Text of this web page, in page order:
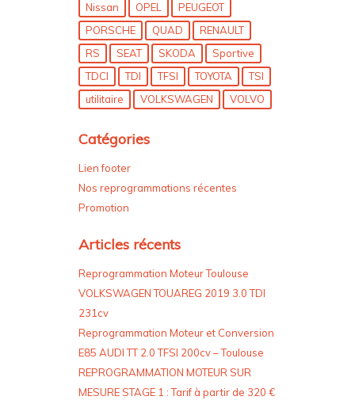
Nissan
OPEL
PEUGEOT
PORSCHE
QUAD
RENAULT
RS
SEAT SKODA
Sportive
TDCI
TDI TFSI TOYOTA
TSI
utilitaire
VOLKSWAGEN VOLVO
Catégories
Lien footer
Nos reprogrammations récentes
Promotion
Articles récents
Reprogrammation Moteur Toulouse
VOLKSWAGEN TOUAREG 2019 3.0 TDI
231cv
Reprogrammation Moteur et Conversion
E85 AUDI TT 2.0 TFSI 200cv – Toulouse
REPROGRAMMATION MOTEUR SUR
MESURE STAGE 1 : Tarif à partir de 320 €